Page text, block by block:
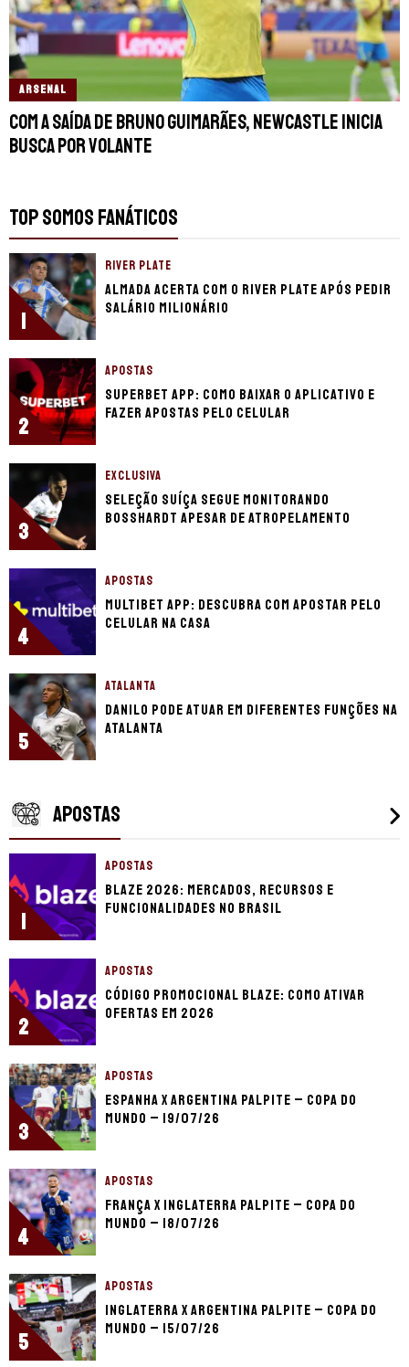
ARSENAL
Com a saída de Bruno Guimarães, Newcastle inicia
busca por volante
TOP SOMOS FANÁTICOS
1
RIVER PLATE
Almada acerta com o River Plate após pedir
salário milionário
2
APOSTAS
Superbet app: como baixar o aplicativo e
fazer apostas pelo celular
3
EXCLUSIVA
Seleção Suíça segue monitorando
Bosshardt apesar de atropelamento
4
APOSTAS
Multibet app: descubra com apostar pelo
celular na casa
5
ATALANTA
Danilo pode atuar em diferentes funções na
Atalanta
APOSTAS
1
APOSTAS
Blaze 2026: mercados, recursos e
funcionalidades no Brasil
2
APOSTAS
Código promocional Blaze: como ativar
ofertas em 2026
3
APOSTAS
Espanha x Argentina palpite – Copa do
Mundo – 19/07/26
4
APOSTAS
França x Inglaterra palpite – Copa do
Mundo – 18/07/26
5
APOSTAS
Inglaterra x Argentina palpite – Copa do
Mundo – 15/07/26